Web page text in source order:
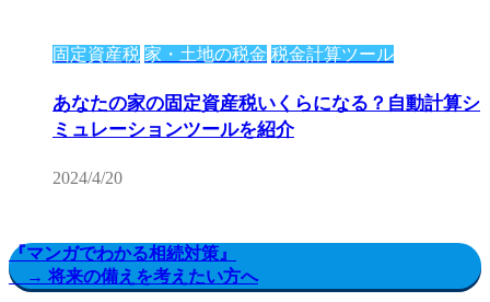
固定資産税 家・土地の税金 税金計算ツール
あなたの家の固定資産税いくらになる？自動計算シ
ミュレーションツールを紹介
2024/4/20
『マンガでわかる相続対策』
→ 将来の備えを考えたい方へ